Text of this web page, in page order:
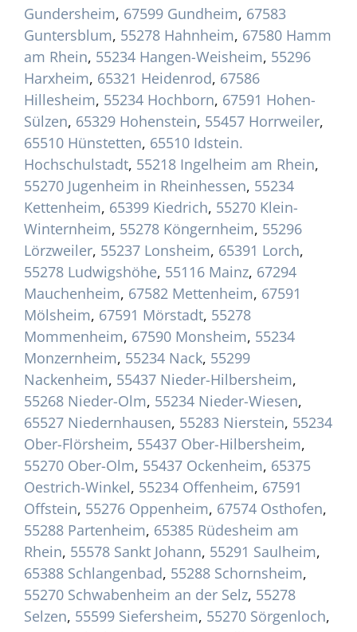
Gundersheim, 67599 Gundheim, 67583
Guntersblum, 55278 Hahnheim, 67580 Hamm
am Rhein, 55234 Hangen-Weisheim, 55296
Harxheim, 65321 Heidenrod, 67586
Hillesheim, 55234 Hochborn, 67591 Hohen-
Sülzen, 65329 Hohenstein, 55457 Horrweiler,
65510 Hünstetten, 65510 Idstein.
Hochschulstadt, 55218 Ingelheim am Rhein,
55270 Jugenheim in Rheinhessen, 55234
Kettenheim, 65399 Kiedrich, 55270 Klein-
Winternheim, 55278 Köngernheim, 55296
Lörzweiler, 55237 Lonsheim, 65391 Lorch,
55278 Ludwigshöhe, 55116 Mainz, 67294
Mauchenheim, 67582 Mettenheim, 67591
Mölsheim, 67591 Mörstadt, 55278
Mommenheim, 67590 Monsheim, 55234
Monzernheim, 55234 Nack, 55299
Nackenheim, 55437 Nieder-Hilbersheim,
55268 Nieder-Olm, 55234 Nieder-Wiesen,
65527 Niedernhausen, 55283 Nierstein, 55234
Ober-Flörsheim, 55437 Ober-Hilbersheim,
55270 Ober-Olm, 55437 Ockenheim, 65375
Oestrich-Winkel, 55234 Offenheim, 67591
Offstein, 55276 Oppenheim, 67574 Osthofen,
55288 Partenheim, 65385 Rüdesheim am
Rhein, 55578 Sankt Johann, 55291 Saulheim,
65388 Schlangenbad, 55288 Schornsheim,
55270 Schwabenheim an der Selz, 55278
Selzen, 55599 Siefersheim, 55270 Sörgenloch,